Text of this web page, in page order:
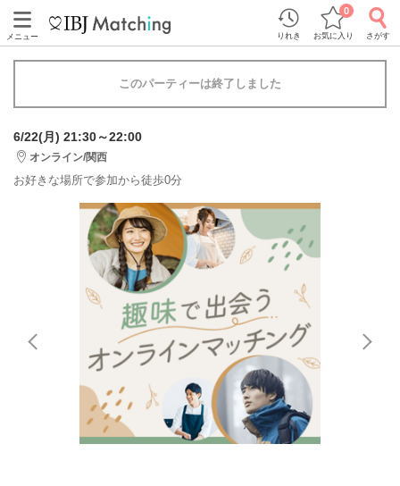
メニュー りれき お気に入り
0
さがす
このパーティーは終了しました
6/22(月) 21:30～22:00
オンライン/関西
お好きな場所で参加から徒歩0分